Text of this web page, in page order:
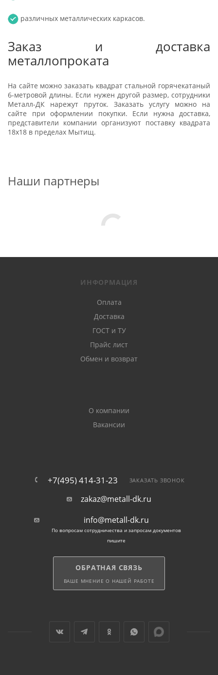
различных металлических каркасов.
Заказ и доставка
металлопроката
На сайте можно заказать квадрат стальной горячекатаный
6-метровой длины. Если нужен другой размер, сотрудники
Металл-ДК нарежут пруток. Заказать услугу можно на
сайте при оформлении покупки. Если нужна доставка,
представители компании организуют поставку квадрата
18х18 в пределах Мытищ.
Наши партнеры
ИНФОРМАЦИЯ
Оплата
Доставка
ГОСТ и ТУ
Прайс лист
Обмен и возврат
О компании
Вакансии
+7(495) 414-31-23 ЗАКАЗАТЬ ЗВОНОК
zakaz@metall-dk.ru
info@metall-dk.ru
По вопросам сотрудничества и запросам документов
пишите
ОБРАТНАЯ СВЯЗЬ
ВАШЕ МНЕНИЕ О НАШЕЙ РАБОТЕ